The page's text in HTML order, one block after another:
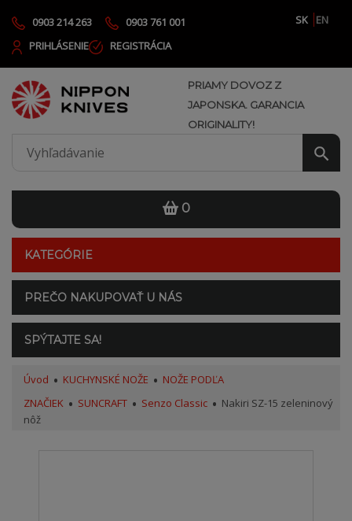
0903 214 263 0903 761 001 SK
EN
PRIHLÁSENIE
REGISTRÁCIA
PRIAMY DOVOZ Z
JAPONSKA. GARANCIA
ORIGINALITY!
0
KATEGÓRIE
PREČO NAKUPOVAŤ U NÁS
SPÝTAJTE SA!
Úvod KUCHYNSKÉ NOŽE
NOŽE PODĽA
ZNAČIEK
SUNCRAFT Senzo Classic
Nakiri SZ-15 zeleninový
nôž